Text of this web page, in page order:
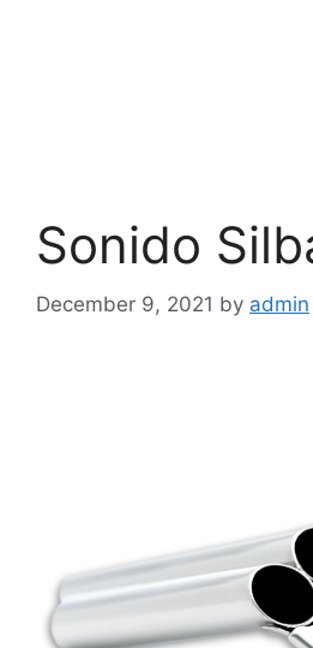
Sonido
December 9, 2021 by admin